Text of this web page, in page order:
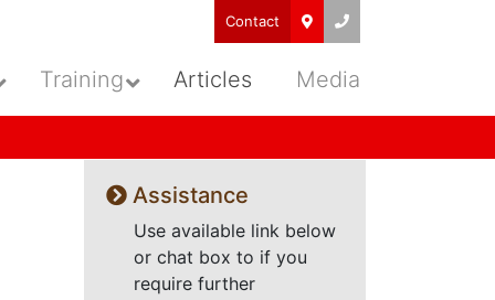
Contact
Training Articles Media
Assistance
Use available link below
or chat box to if you
require further